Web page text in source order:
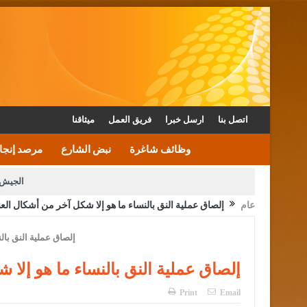
ميثاقنا فريق العمل ارسل خبرا اتصل بنا
مرصد نبض الشارع وظائف شاغرة
الأمن يتلف 16 مليون حبة كبتاجون و1480 كغم مواد مخدرة
القاضي يلتقي رؤساء تحرير
الملك يتلقى اتصالا هاتفيا من العاهل البحريني
عام إلصاق عملية النق بالنساء ما هو إلا شكل آخر من أشكال
إلصاق عملية النق بالنساء ما هو
Print Email